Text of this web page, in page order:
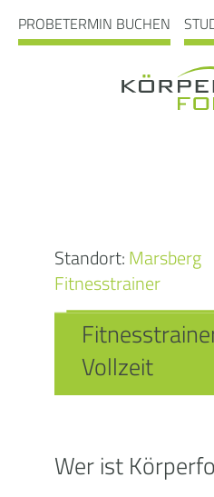
PROBETERMIN BUCHEN
Standort:Marsberg
Fitnesstrainer
Vollzeit
Wer ist